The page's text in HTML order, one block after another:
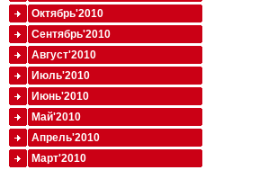
Октябрь'2010
Сентябрь'2010
Август'2010
Июль'2010
Июнь'2010
Май'2010
Апрель'2010
Март'2010